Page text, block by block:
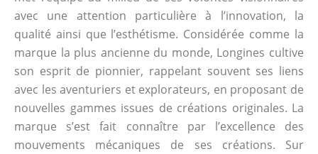
avec une attention particulière à l’innovation, la
qualité ainsi que l’esthétisme. Considérée comme la
marque la plus ancienne du monde, Longines cultive
son esprit de pionnier, rappelant souvent ses liens
avec les aventuriers et explorateurs, en proposant de
nouvelles gammes issues de créations originales. La
marque s’est fait connaître par l’excellence des
mouvements mécaniques de ses créations. Sur